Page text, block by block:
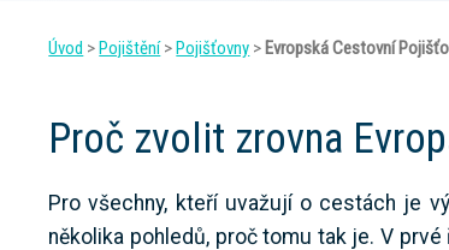
Úvod >Pojištění>Pojišťovny > Evropská Cestovní
Proč zvolit zrovna
Pro všechny, kteří uvažují o cestách je
několika pohledů, proč tomu tak je. V